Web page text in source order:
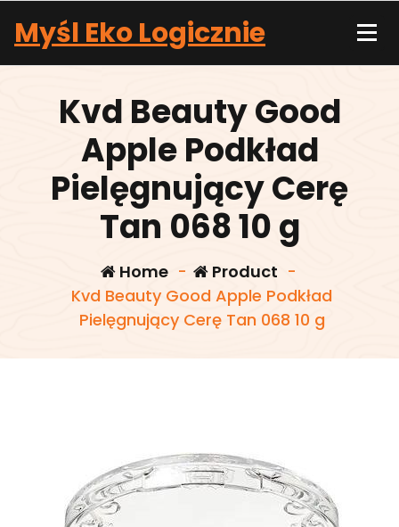
content
Myśl Eko Logicznie
Kvd Beauty Good
Apple Podkład
Pielęgnujący Cerę
Tan 068 10 g
Home- Product -
Kvd Beauty Good Apple Podkład
Pielęgnujący Cerę Tan 068 10 g